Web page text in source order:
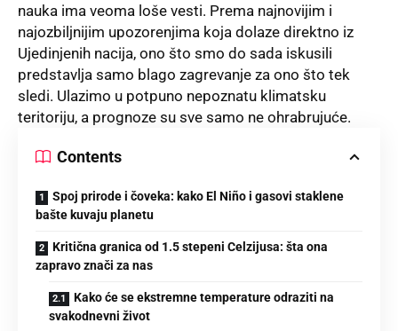
nauka ima veoma loše vesti. Prema najnovijim i
najozbiljnijim upozorenjima koja dolaze direktno iz
Ujedinjenih nacija, ono što smo do sada iskusili
predstavlja samo blago zagrevanje za ono što tek
sledi. Ulazimo u potpuno nepoznatu klimatsku
teritoriju, a prognoze su sve samo ne ohrabrujuće.
Contents
Spoj prirode i čoveka: kako El Niño i gasovi staklene
bašte kuvaju planetu
Kritična granica od 1.5 stepeni Celzijusa: šta ona
zapravo znači za nas
Kako će se ekstremne temperature odraziti na
svakodnevni život